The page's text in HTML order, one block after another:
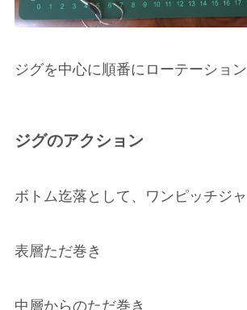
ジグを中心に順番にローテーション
ジグのアクション
ボトム迄落として、ワンピッチジ
表層ただ巻き
中層からのただ巻き